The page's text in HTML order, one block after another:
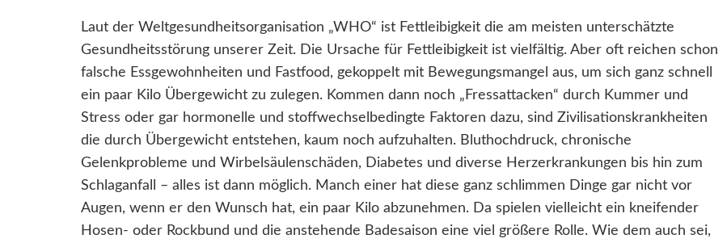
Laut der Weltgesundheitsorganisation „WHO“ ist Fettleibigkeit die am meisten unterschätzte
Gesundheitsstörung unserer Zeit. Die Ursache für Fettleibigkeit ist vielfältig. Aber oft reichen schon
falsche Essgewohnheiten und Fastfood, gekoppelt mit Bewegungsmangel aus, um sich ganz schnell
ein paar Kilo Übergewicht zu zulegen. Kommen dann noch „Fressattacken“ durch Kummer und
Stress oder gar hormonelle und stoffwechselbedingte Faktoren dazu, sind Zivilisationskrankheiten
die durch Übergewicht entstehen, kaum noch aufzuhalten. Bluthochdruck, chronische
Gelenkprobleme und Wirbelsäulenschäden, Diabetes und diverse Herzerkrankungen bis hin zum
Schlaganfall – alles ist dann möglich. Manch einer hat diese ganz schlimmen Dinge gar nicht vor
Augen, wenn er den Wunsch hat, ein paar Kilo abzunehmen. Da spielen vielleicht ein kneifender
Hosen- oder Rockbund und die anstehende Badesaison eine viel größere Rolle. Wie dem auch sei,